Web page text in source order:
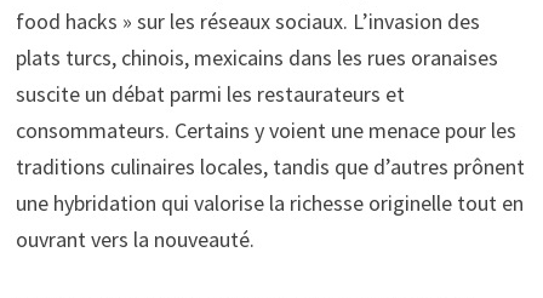
food hacks » sur les réseaux sociaux. L’invasion des
plats turcs, chinois, mexicains dans les rues oranaises
suscite un débat parmi les restaurateurs et
consommateurs. Certains y voient une menace pour les
traditions culinaires locales, tandis que d’autres prônent
une hybridation qui valorise la richesse originelle tout en
ouvrant vers la nouveauté.